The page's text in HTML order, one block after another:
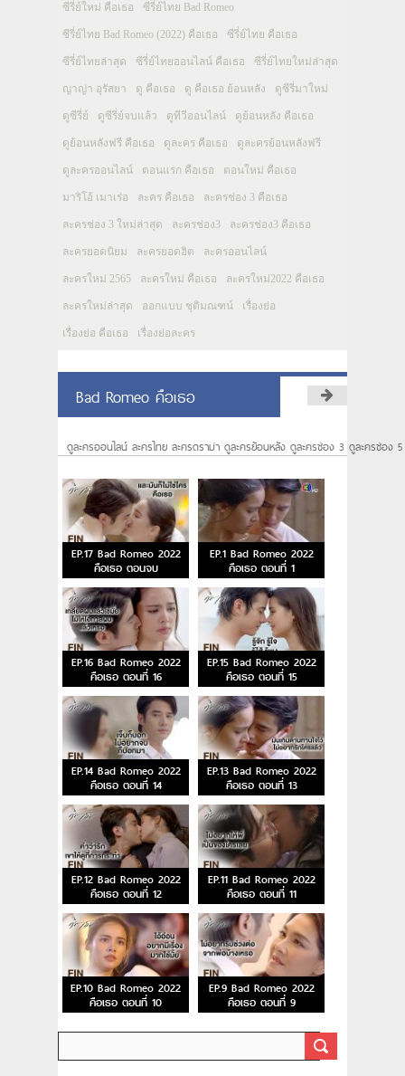
ซีรี่ย์ใหม่ คือเธอ ซีรี่ย์ไทย Bad Romeo
ซีรี่ย์ไทย Bad Romeo (2022) คือเธอ ซีรี่ย์ไทย คือเธอ
ซีรี่ย์ไทยล่าสุด ซีรี่ย์ไทยออนไลน์ คือเธอ ซีรี่ย์ไทยใหม่ล่าสุด
ญาญ่า อุรัสยา ดู คือเธอ ดู คือเธอ ย้อนหลัง ดูซีรี่มาใหม่
ดูซีรี่ย์ ดูซีรี่ย์จบแล้ว ดูทีวีออนไลน์ ดูย้อนหลัง คือเธอ
ดูย้อนหลังฟรี คือเธอ ดูละคร คือเธอ ดูละครย้อนหลังฟรี
ดูละครออนไลน์ ตอนแรก คือเธอ ตอนใหม่ คือเธอ
มาริโอ้ เมาเร่อ ละคร คือเธอ ละครช่อง 3 คือเธอ
ละครช่อง 3 ใหม่ล่าสุด ละครช่อง3 ละครช่อง3 คือเธอ
ละครยอดนิยม ละครยอดฮิต ละครออนไลน์
ละครใหม่ 2565 ละครใหม่ คือเธอ ละครใหม่2022 คือเธอ
ละครใหม่ล่าสุด ออกแบบ ชุติมณฑน์ เรื่องย่อ
เรื่องย่อ คือเธอ เรื่องย่อละคร
Bad Romeo คือเธอ
ดูละครออนไลน์ ละครไทย ละครดราม่า ดูละครย้อนหลัง ดูละครช่อง 3 ดูละครช่อง
EP.17 Bad Romeo 2022
คือเธอ ตอนจบ
EP.1 Bad Romeo 2022
คือเธอ ตอนที่ 1
EP.16 Bad Romeo 2022
คือเธอ ตอนที่ 16
EP.15 Bad Romeo 2022
คือเธอ ตอนที่ 15
EP.14 Bad Romeo 2022
คือเธอ ตอนที่ 14
EP.13 Bad Romeo 2022
คือเธอ ตอนที่ 13
EP.12 Bad Romeo 2022
คือเธอ ตอนที่ 12
EP.11 Bad Romeo 2022
คือเธอ ตอนที่ 11
EP.10 Bad Romeo 2022
คือเธอ ตอนที่ 10
EP.9 Bad Romeo 2022
คือเธอ ตอนที่ 9